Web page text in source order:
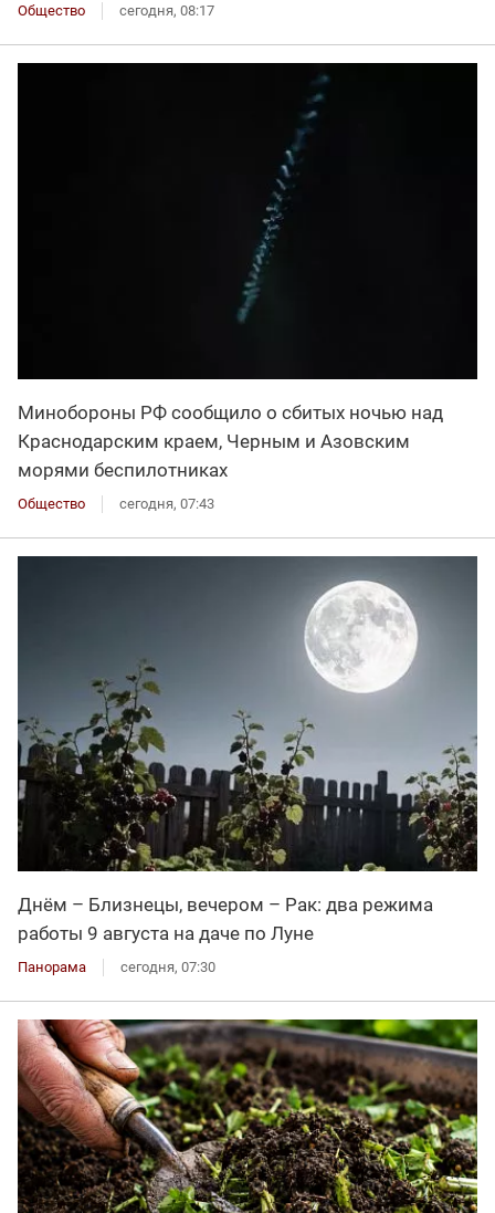
Общество сегодня, 08:17
Минобороны РФ сообщило о сбитых ночью над
Краснодарским краем, Черным и Азовским
морями беспилотниках
Общество сегодня, 07:43
Днём – Близнецы, вечером – Рак: два режима
работы 9 августа на даче по Луне
Панорама сегодня, 07:30